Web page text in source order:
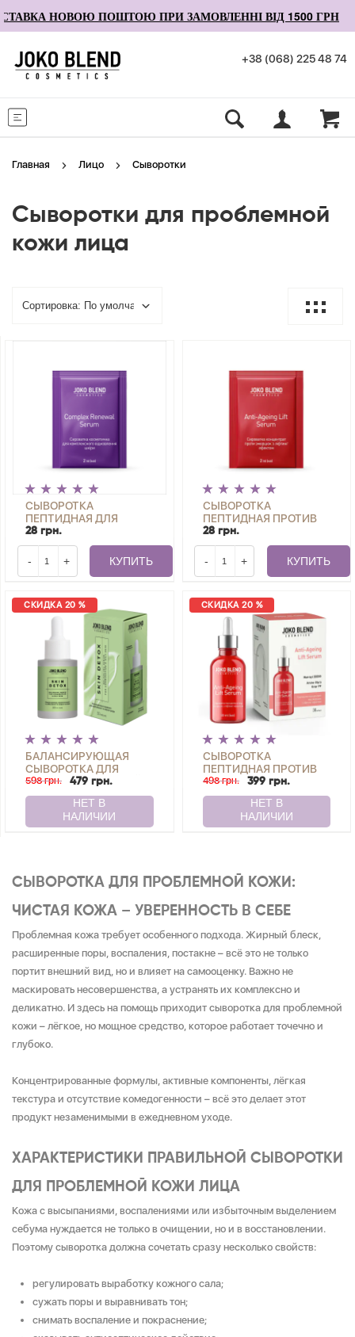
НОВОЮ ПОШТОЮ ПРИ ЗАМОВЛЕННІ ВІД 1500 ГРН
+38 (068) 225 48 74
Главная Лицо Сыворотки
Сыворотки для проблемной
кожи лица
СЫВОРОТКА
ПЕПТИДНАЯ ДЛЯ
ВОССТАНОВЛЕНИЯ
КОЖИ COMPLEX
RENEWAL SERUM JOKO
28 грн.
- + КУПИТЬ
СЫВОРОТКА
ПЕПТИДНАЯ ПРОТИВ
МОРЩИН С ЛИФТИНГ
ЭФФЕКТОМ ANTI-
AGEING LIFT SERUM
JOKO BLEND 2 МЛ
28 грн.
- + КУПИТЬ
СКИДКА 20 %
БАЛАНСИРУЮЩАЯ
СЫВОРОТКА ДЛЯ
КОМБИНИРОВАННОЙ И
ЖИРНОЙ КОЖИ SKIN
DETOX JOKO BLEND 30
598 грн. 479 грн.
СКИДКА 20 %
СЫВОРОТКА
ПЕПТИДНАЯ ПРОТИВ
МОРЩИН С ЛИФТИНГ
ЭФФЕКТОМ ANTI-
AGEING LIFT SERUM
JOKO BLEND 30 МЛ
498 грн. 399 грн.
СЫВОРОТКА ДЛЯ ПРОБЛЕМНОЙ КОЖИ:
ЧИСТАЯ КОЖА – УВЕРЕННОСТЬ В СЕБЕ
Проблемная кожа требует особенного подхода. Жирный блеск,
расширенные поры, воспаления, постакне – всё это не только
портит внешний вид, но и влияет на самооценку. Важно не
маскировать несовершенства, а устранять их комплексно и
деликатно. И здесь на помощь приходит сыворотка для проблемной
кожи – лёгкое, но мощное средство, которое работает точечно и
глубоко.
Концентрированные формулы, активные компоненты, лёгкая
текстура и отсутствие комедогенности – всё это делает этот
продукт незаменимыми в ежедневном уходе.
ХАРАКТЕРИСТИКИ ПРАВИЛЬНОЙ СЫВОРОТКИ
ДЛЯ ПРОБЛЕМНОЙ КОЖИ ЛИЦА
Кожа с высыпаниями, воспалениями или избыточным выделением
себума нуждается не только в очищении, но и в восстановлении.
Поэтому сыворотка должна сочетать сразу несколько свойств:
регулировать выработку кожного сала;
сужать поры и выравнивать тон;
снимать воспаление и покраснение;